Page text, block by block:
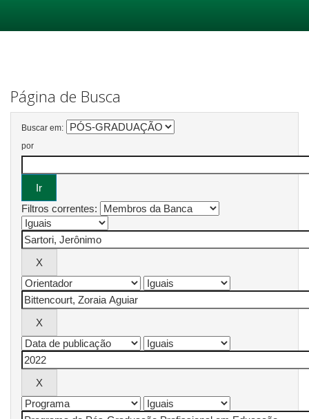
Página de Busca
Buscar em:
por
Filtros correntes: